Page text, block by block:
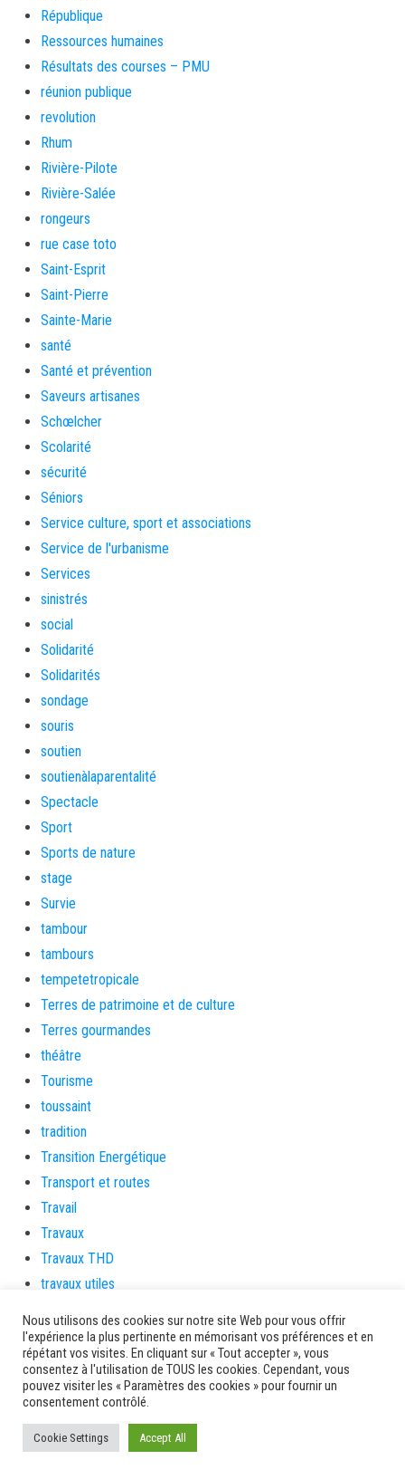
République
Ressources humaines
Résultats des courses – PMU
réunion publique
revolution
Rhum
Rivière-Pilote
Rivière-Salée
rongeurs
rue case toto
Saint-Esprit
Saint-Pierre
Sainte-Marie
santé
Santé et prévention
Saveurs artisanes
Schœlcher
Scolarité
sécurité
Séniors
Service culture, sport et associations
Service de l'urbanisme
Services
sinistrés
social
Solidarité
Solidarités
sondage
souris
soutien
soutienàlaparentalité
Spectacle
Sport
Sports de nature
stage
Survie
tambour
tambours
tempetetropicale
Terres de patrimoine et de culture
Terres gourmandes
théâtre
Tourisme
toussaint
tradition
Transition Energétique
Transport et routes
Travail
Travaux
Travaux THD
travaux utiles
TZCLD
uncategorized
Venir en Martinique
Video
vidététladjéko
Nous utilisons des cookies sur notre site Web pour vous offrir
l'expérience la plus pertinente en mémorisant vos préférences et en
répétant vos visites. En cliquant sur « Tout accepter », vous
consentez à l'utilisation de TOUS les cookies. Cependant, vous
pouvez visiter les « Paramètres des cookies » pour fournir un
consentement contrôlé.
Cookie Settings Accept All